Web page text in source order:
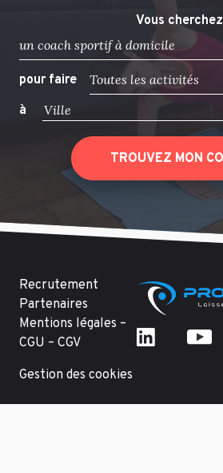
Vous cherchez
un coach sportif à domicile
pour faire
Toutes les activités
à
TROUVEZ MON
Recrutement
Partenaires
Mentions légales –
CGU – CGV
Gestion des cookies